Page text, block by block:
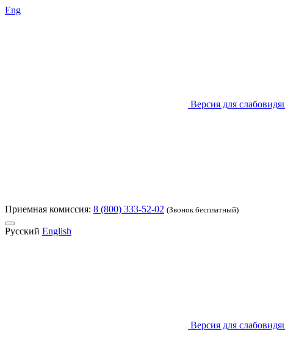
Eng
Версия для
Приемная комиссия: 8 (800) 333-52-02 (Звонок бесплатный)
Русский English
Версия для